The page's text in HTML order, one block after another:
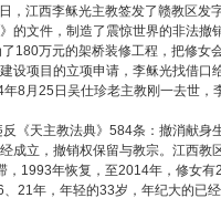
江西李稣光主教签发了赣教区发
的文件，制造了震惊世界的非法撤
180万元的架桥装修工程，把修女
设项目的立项申请，李稣光找借
8月25日吴仕珍老主教刚一去世
《天主教法典》584条：撤消献身
成立，撤销权保留与教宗。江西
，1993年恢复，至2014年，修女
21年，年轻的33岁，年纪大的已